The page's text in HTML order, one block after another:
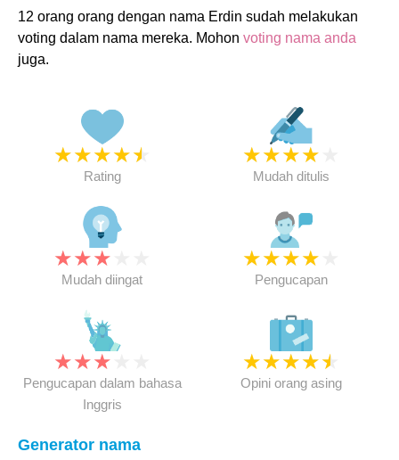
12 orang orang dengan nama Erdin sudah melakukan
voting dalam nama mereka. Mohon voting nama anda
juga.
★★★★★
Rating
★★★★
Mudah ditulis
★★★
Mudah diingat
★★★★
Pengucapan
★★★
Pengucapan dalam bahasa
Inggris
★★★★★
Opini orang asing
Generator nama